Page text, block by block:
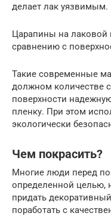
делает лак уязвимым.
Царапины на лаковой
сравнению с
Такие современные
должном количестве
поверхности
пленку. При этом
экологически
Чем покрасить?
Многие люди перед
определенной целью,
придать
поработать с